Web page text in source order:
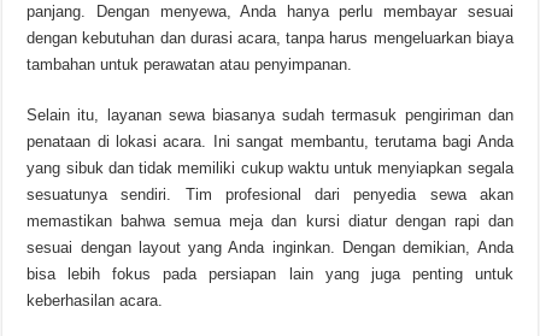
panjang. Dengan menyewa, Anda hanya perlu membayar sesuai
dengan kebutuhan dan durasi acara, tanpa harus mengeluarkan biaya
tambahan untuk perawatan atau penyimpanan.
Selain itu, layanan sewa biasanya sudah termasuk pengiriman dan
penataan di lokasi acara. Ini sangat membantu, terutama bagi Anda
yang sibuk dan tidak memiliki cukup waktu untuk menyiapkan segala
sesuatunya sendiri. Tim profesional dari penyedia sewa akan
memastikan bahwa semua meja dan kursi diatur dengan rapi dan
sesuai dengan layout yang Anda inginkan. Dengan demikian, Anda
bisa lebih fokus pada persiapan lain yang juga penting untuk
keberhasilan acara.